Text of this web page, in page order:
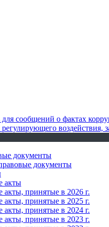
для сообщений о фактах
документы
документы
акты
акты, принятые в 2026 г.
акты, принятые в 2025 г.
акты, принятые в 2024 г.
акты, принятые в 2023 г.